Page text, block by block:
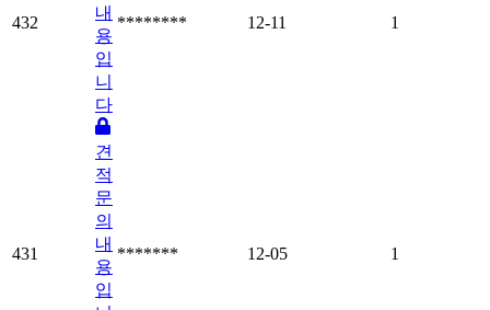
432
내
용
입
니
다
******** 12-11 1
431
견
적
문
의
내
용
입
******* 12-05 1